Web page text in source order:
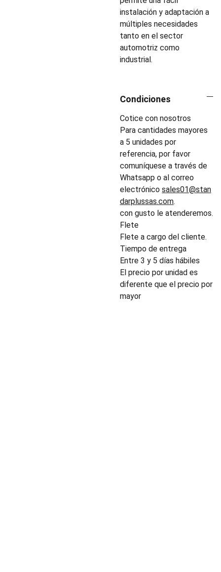
instalación y adaptación a
múltiples necesidades
tanto en el sector
automotriz como
industrial.
Condiciones
Cotice con nosotros
Para cantidades mayores
a 5 unidades por
referencia, por favor
comuníquese a través de
Whatsapp o al correo
electrónico sales01@stan
darplussas.com.
con gusto le atenderemos.
Flete
Flete a cargo del cliente.
Tiempo de entrega
Entre 3 y 5 días hábiles
El precio por unidad es
diferente que el precio por
mayor